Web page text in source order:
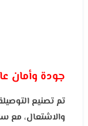
جودة وأمان
تم تصنيع